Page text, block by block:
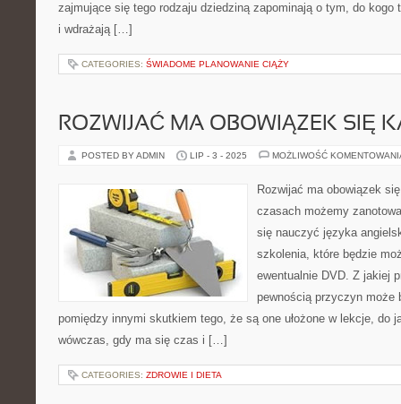
zajmujące się tego rodzaju dziedziną zapominają o tym, do kogo
i wdrażają […]
CATEGORIES: ŚWIADOME PLANOWANIE CIĄŻY
ROZWIJAĆ MA OBOWIĄZEK SIĘ
POSTED BY ADMIN LIP - 3 - 2025 MOŻLIWOŚĆ
Rozwijać ma obowiązek
czasach możemy
się nauczyć języka
szkolenia, które będzie
ewentualnie DVD. Z jakiej
pewnością przyczyn może
pomiędzy innymi skutkiem tego, że są one ułożone w lekcje, do
wówczas, gdy ma się czas i […]
CATEGORIES: ZDROWIE I DIETA